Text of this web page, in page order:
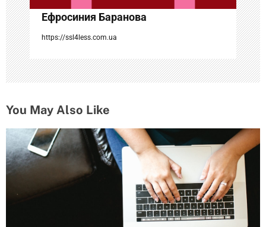
с
я
м
Ефросиния Баранова
https://ssl4less.com.ua
You May Also Like